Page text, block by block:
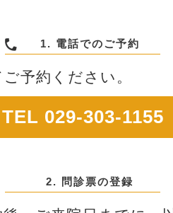
1. 電話でのご予約
予約ください。
TEL 029-303-1155
2. 問診票の登録